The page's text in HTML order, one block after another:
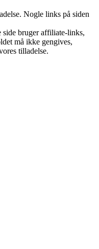
Nogle links på siden
bruger affiliate-links,
må ikke gengives,
tilladelse.